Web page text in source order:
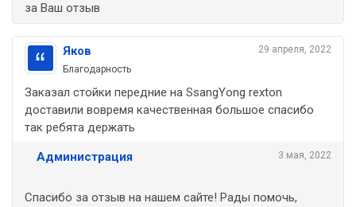
за Ваш отзыв
29 апреля, 2022
Яков
Благодарность
Заказал стойки передние на SsangYong rexton
доставили вовремя качественная большое спасибо
так ребята держать
3 мая, 2022
Администрация
Спасибо за отзыв на нашем сайте! Рады помочь,